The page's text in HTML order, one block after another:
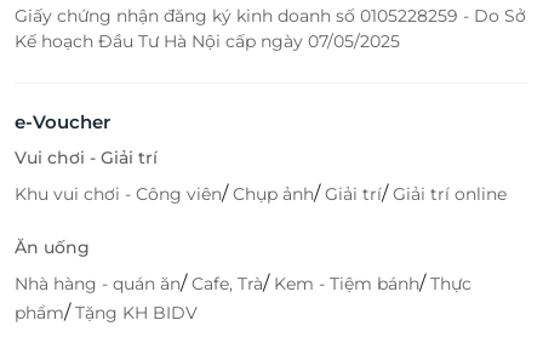
Giấy chứng nhận đăng ký kinh doanh số 0105228259 - Do Sở
Kế hoạch Đầu Tư Hà Nội cấp ngày 07/05/2025
e-Voucher
Vui chơi - Giải trí
Khu vui chơi - Công viên/Chụp ảnh/Giải trí/Giải trí online
Ăn uống
Nhà hàng - quán ăn/Cafe, Trà/ Kem - Tiệm bánh/Thực
phẩm/Tặng KH BIDV